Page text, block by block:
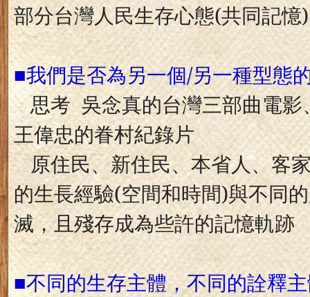
部分台灣人民生存心態(共同記憶)
■我們是否為另一個/另一種型態
思考 吳念真的台灣三部曲電
王偉忠的眷村紀錄片
原住民、新住民、本省人、客
的生長經驗(空間和時間)與不同
滅，且殘存成為些許的記憶軌跡
■不同的生存主體，不同的詮釋